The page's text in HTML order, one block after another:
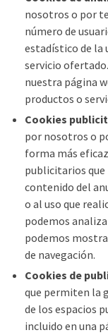
nosotros o por
número de
estadístico de la
servicio
nuestra página
productos o
Cookies
por nosotros o
forma más
publicitarios que
contenido del
o al uso que
podemos
podemos
de navegación.
Cookies de
que permiten la
de los espacios
incluido en una